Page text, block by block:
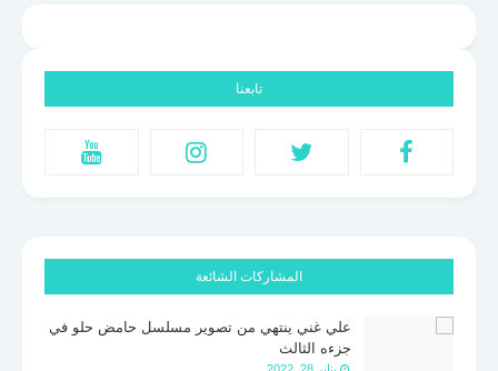
تابعنا
المشاركات الشائعة
علي غني ينتهي من تصوير مسلسل حامض حلو في
جزءه الثالث